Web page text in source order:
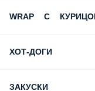
WRAP С КУРИЦОЙ
ХОТ-ДОГИ
ЗАКУСКИ